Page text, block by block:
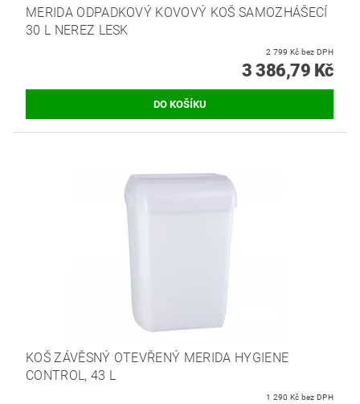
MERIDA ODPADKOVÝ KOVOVÝ KOŠ SAMOZHÁŠECÍ
30 L NEREZ LESK
2 799 Kč bez DPH
3 386,79 Kč
KOŠ ZÁVĚSNÝ OTEVŘENÝ MERIDA HYGIENE
CONTROL, 43 L
1 290 Kč bez DPH